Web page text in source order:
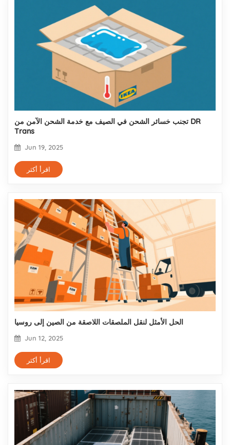
تجنب خسائر الشحن في الصيف مع خدمة الشحن الآمن من DR
Trans
Jun 19, 2025
اقرأ أكثر
الحل الأمثل لنقل الملصقات اللاصقة من الصين إلى روسيا
Jun 12, 2025
اقرأ أكثر